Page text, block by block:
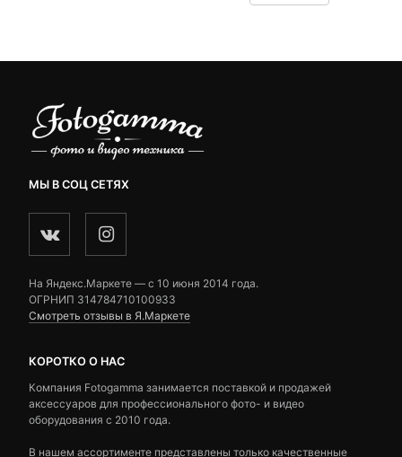
МЫ В СОЦ СЕТЯХ
На Яндекс.Маркете — c 10 июня 2014 года.
ОГРНИП 314784710100933
Смотреть отзывы в Я.Маркете
КОРОТКО О НАС
Компания Fotogamma занимается поставкой и продажей
аксессуаров для профессионального фото- и видео
оборудования с 2010 года.
В нашем ассортименте представлены только качественные